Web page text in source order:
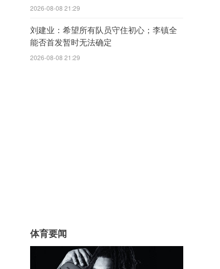
2026-08-08 21:29
刘建业：希望所有队员守住初心；李镇全
能否首发暂时无法确定
2026-08-08 21:29
体育要闻